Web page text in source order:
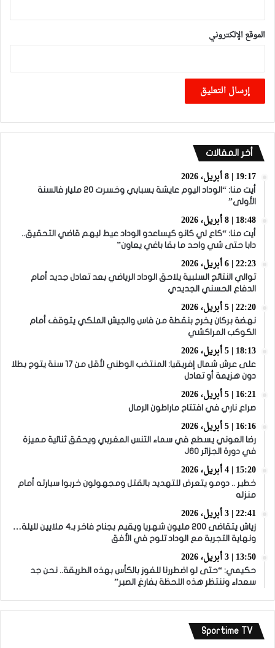
الموقع الإلكتروني
أخر المقالات
19:17 | 8 أبريل، 2026
أيت منا: “الوداد اليوم عايشة بسبابي وخسرت 20 مليار فالسنة
الأولى”
18:48 | 8 أبريل، 2026
أيت منا: “كاع لي كانو كيساعدو الوداد عيط ليهم قاضي التحقيق..
دابا حتى شي واحد ما بقا باغي يعاون”
22:23 | 6 أبريل، 2026
توالي النتائج السلبية يلاحق الوداد الرياضي بعد تعادل جديد أمام
الدفاع الحسني الجديدي
22:20 | 5 أبريل، 2026
نهضة بركان يخرج بنقطة من فاس والجيش الملكي يتوقف أمام
الكوكب المراكشي
18:13 | 5 أبريل، 2026
على عرش شمال إفريقيا: المنتخب الوطني لأقل من 17 سنة يتوج بطلا
دون هزيمة أو تعادل
16:21 | 5 أبريل، 2026
صراع ناري في افتتاح ماراطون الرمال
16:16 | 5 أبريل، 2026
رضا العوني يسطع في سماء التنس المغربي ويحقق ثنائية مميزة
في دورة الجزائر J60
15:20 | 4 أبريل، 2026
خطير .. دومو يتعرض للتهديد بالقتل ومجهولون خربوا سيارته أمام
منزله
22:41 | 3 أبريل، 2026
زياش يتقاضى 200 مليون شهريا ويقيم بجناح فاخر بـ4 ملايين لليلة…
ونهاية التجربة مع الوداد تلوح في الأفق
13:50 | 3 أبريل، 2026
حكيمي: “حتى لو اضطررنا للفوز بالكأس بهذه الطريقة.. نحن جد
سعداء وننتظر هذه اللحظة بفارغ الصبر”
Sportime TV